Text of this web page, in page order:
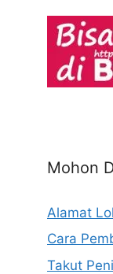
Mohon
Alamat
Cara
Takut